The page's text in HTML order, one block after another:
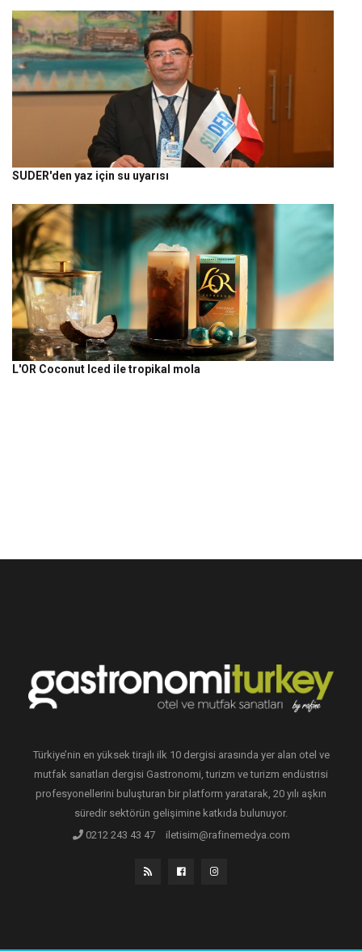
SUDER'den yaz için su uyarısı
L'OR Coconut Iced ile tropikal mola
Türkiye’nin en yüksek tirajlı ilk 10 dergisi arasında yer alan otel ve
mutfak sanatları dergisi Gastronomi, turizm ve turizm endüstrisi
profesyonellerini buluşturan bir platform yaratarak, 20 yılı aşkın
süredir sektörün gelişimine katkıda bulunuyor.
0212 243 43 47
iletisim@rafinemedya.com